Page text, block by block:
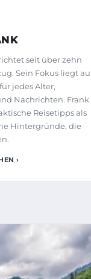
seit über zehn
Sein Fokus liegt
jedes Alter,
Nachrichten. Frank
Reisetipps als
Hintergründe, die
›